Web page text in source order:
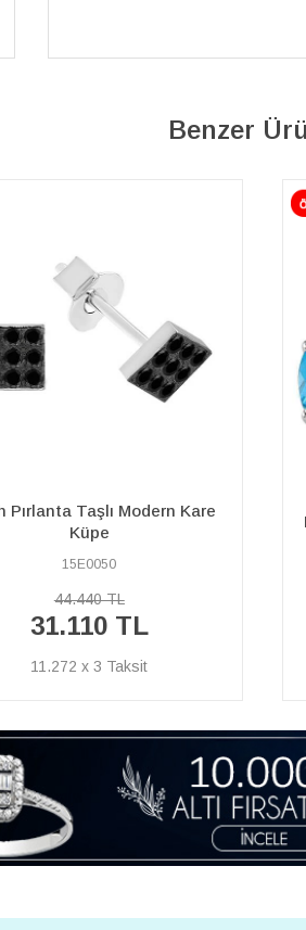
Benzer
ve Pırlanta Taşlı Küpe
04E0054
%40
İNDİRİM
22.220 TL
13.330 TL
4.830 x 3